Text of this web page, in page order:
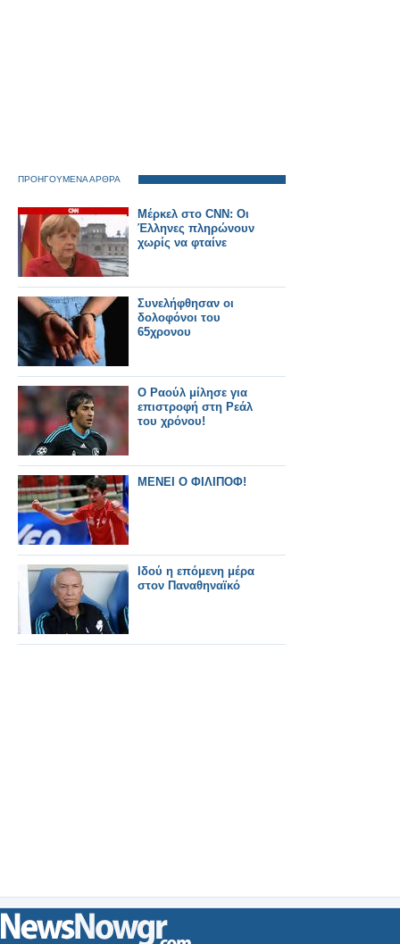
ΠΡΟΗΓΟΥΜΕΝΑ ΑΡΘΡΑ
Μέρκελ στο CNN: Οι
Έλληνες πληρώνουν
χωρίς να φταίνε
Συνελήφθησαν οι
δολοφόνοι του
65χρονου
Ο Ραούλ μίλησε για
επιστροφή στη Ρεάλ
του χρόνου!
ΜΕΝΕΙ Ο ΦΙΛΙΠΟΦ!
Ιδού η επόμενη μέρα
στον Παναθηναϊκό